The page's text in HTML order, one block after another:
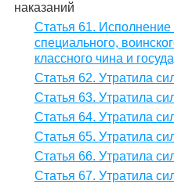
наказаний
Статья 61.
специального,
классного чина и
Статья 62. Утратила
Статья 63. Утратила
Статья 64. Утратила
Статья 65. Утратила
Статья 66. Утратила
Статья 67. Утратила